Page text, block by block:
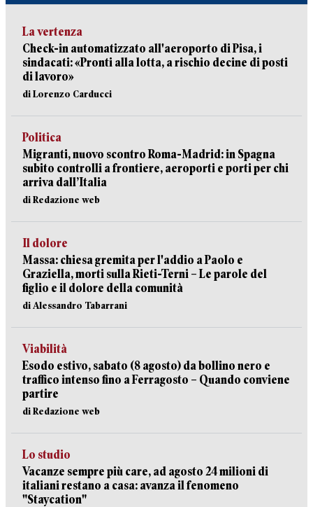
La vertenza
Check-in automatizzato all'aeroporto di Pisa, i
sindacati: «Pronti alla lotta, a rischio decine di posti
di lavoro»
di Lorenzo Carducci
Politica
Migranti, nuovo scontro Roma-Madrid: in Spagna
subito controlli a frontiere, aeroporti e porti per chi
arriva dall’Italia
di Redazione web
Il dolore
Massa: chiesa gremita per l'addio a Paolo e
Graziella, morti sulla Rieti-Terni – Le parole del
figlio e il dolore della comunità
di Alessandro Tabarrani
Viabilità
Esodo estivo, sabato (8 agosto) da bollino nero e
traffico intenso fino a Ferragosto – Quando conviene
partire
di Redazione web
Lo studio
Vacanze sempre più care, ad agosto 24 milioni di
italiani restano a casa: avanza il fenomeno
"Staycation"